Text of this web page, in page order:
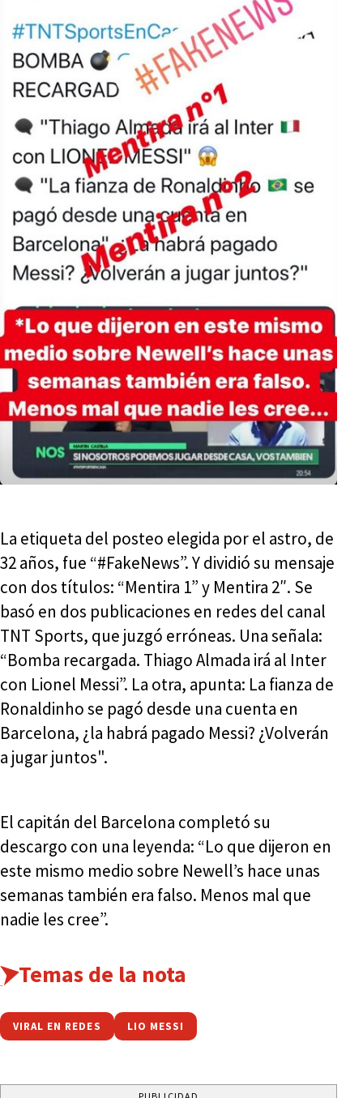
La etiqueta del posteo elegida por el astro, de
32 años, fue “#FakeNews”. Y dividió su mensaje
con dos títulos: “Mentira 1” y Mentira 2″. Se
basó en dos publicaciones en redes del canal
TNT Sports, que juzgó erróneas. Una señala:
“Bomba recargada. Thiago Almada irá al Inter
con Lionel Messi”. La otra, apunta: La fianza de
Ronaldinho se pagó desde una cuenta en
Barcelona, ¿la habrá pagado Messi? ¿Volverán
a jugar juntos".
El capitán del Barcelona completó su
descargo con una leyenda: “Lo que dijeron en
este mismo medio sobre Newell’s hace unas
semanas también era falso. Menos mal que
nadie les cree”.
Temas de la nota
VIRAL EN REDES LIO MESSI